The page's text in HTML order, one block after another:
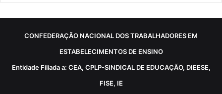
CONFEDERAÇÃO NACIONAL DOS TRABALHADORES EM
ESTABELECIMENTOS DE ENSINO
Entidade Filiada a: CEA, CPLP-SINDICAL DE EDUCAÇÃO, DIEESE,
FISE, IE